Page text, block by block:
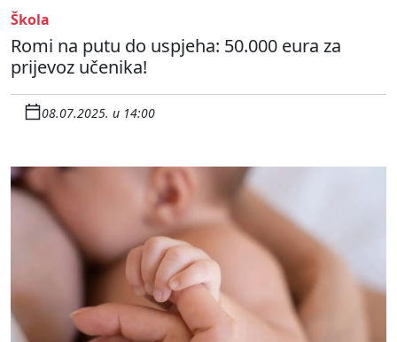
Škola
Romi na putu do uspjeha: 50.000 eura za
prijevoz učenika!
08.07.2025. u 14:00